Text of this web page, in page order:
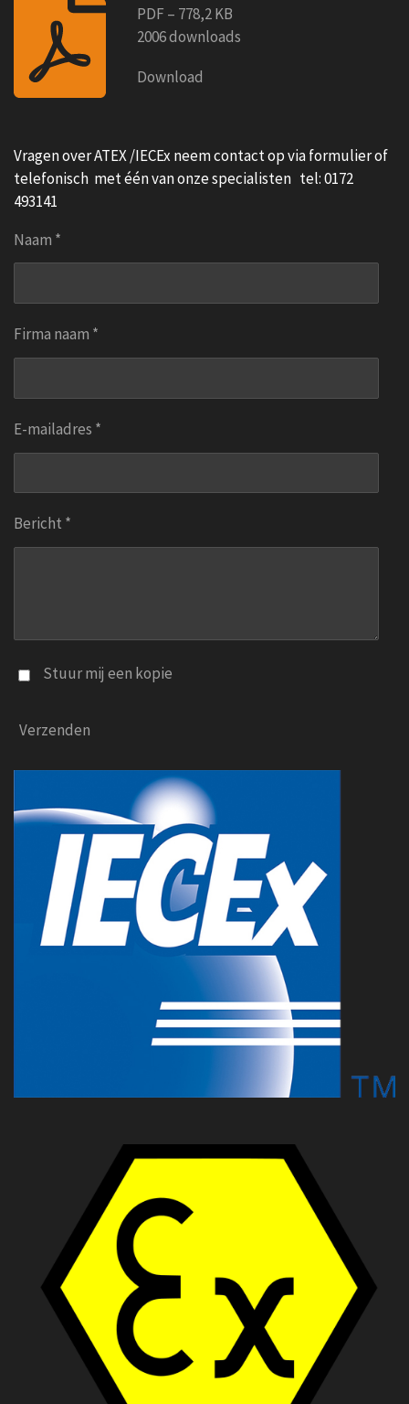
PDF – 778,2 KB
2006 downloads
Download
Vragen over ATEX /IECEx neem contact op via formulier of
telefonisch met één van onze specialisten tel: 0172
493141
Naam *
Firma naam *
E-mailadres *
Bericht *
Stuur mij een kopie
Verzenden